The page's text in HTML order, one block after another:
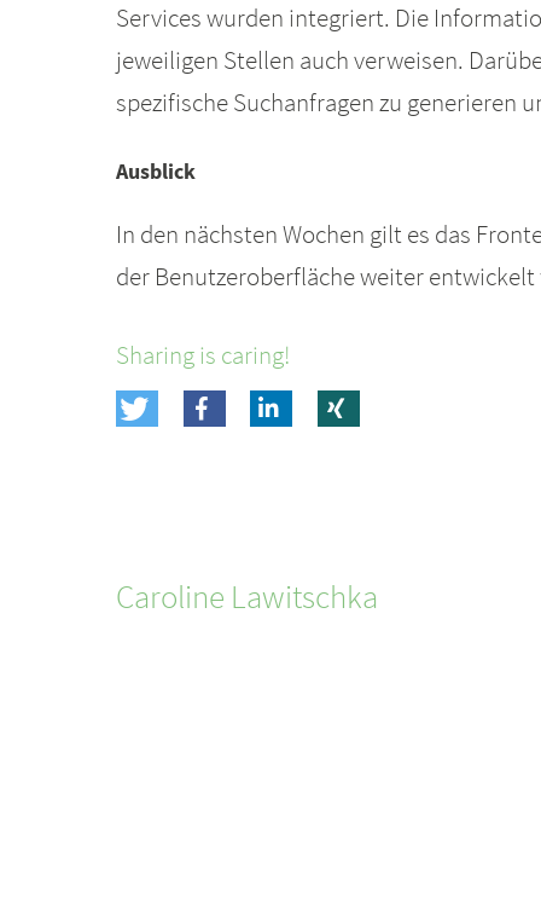
Services wurden integriert. Die
jeweiligen Stellen auch verweisen.
spezifische Suchanfragen zu generieren
Ausblick
In den nächsten Wochen gilt es das
der Benutzeroberfläche weiter
Sharing is caring!
Caroline Lawitschka